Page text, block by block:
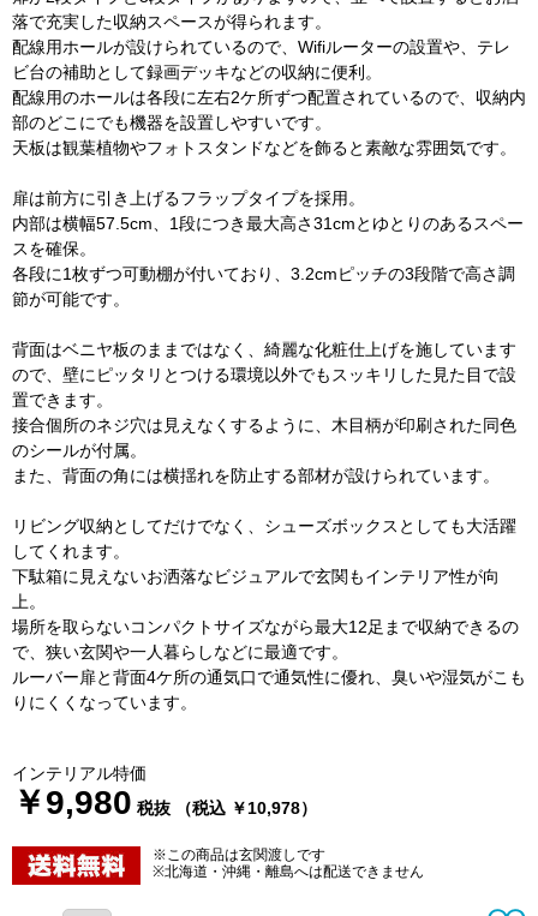
落で充実した収納スペースが得られます。
配線用ホールが設けられているので、Wifiルーターの設置や、テレ
ビ台の補助として録画デッキなどの収納に便利。
配線用のホールは各段に左右2ケ所ずつ配置されているので、収納内
部のどこにでも機器を設置しやすいです。
天板は観葉植物やフォトスタンドなどを飾ると素敵な雰囲気です。
扉は前方に引き上げるフラップタイプを採用。
内部は横幅57.5cm、1段につき最大高さ31cmとゆとりのあるスペー
スを確保。
各段に1枚ずつ可動棚が付いており、3.2cmピッチの3段階で高さ調
節が可能です。
背面はベニヤ板のままではなく、綺麗な化粧仕上げを施しています
ので、壁にピッタリとつける環境以外でもスッキリした見た目で設
置できます。
接合個所のネジ穴は見えなくするように、木目柄が印刷された同色
のシールが付属。
また、背面の角には横揺れを防止する部材が設けられています。
リビング収納としてだけでなく、シューズボックスとしても大活躍
してくれます。
下駄箱に見えないお洒落なビジュアルで玄関もインテリア性が向
上。
場所を取らないコンパクトサイズながら最大12足まで収納できるの
で、狭い玄関や一人暮らしなどに最適です。
ルーバー扉と背面4ケ所の通気口で通気性に優れ、臭いや湿気がこも
りにくくなっています。
インテリアル特価
￥9,980 税抜 （税込 ￥10,978）
※この商品は玄関渡しです
※北海道・沖縄・離島へは配送できません